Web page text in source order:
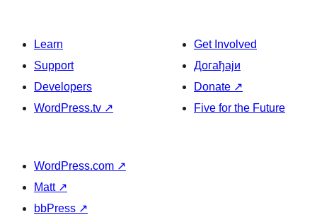
Learn
Support
Developers
WordPress.tv ↗
Get Involved
Догађаји
Donate ↗
Five for the Future
WordPress.com ↗
Matt ↗
bbPress ↗